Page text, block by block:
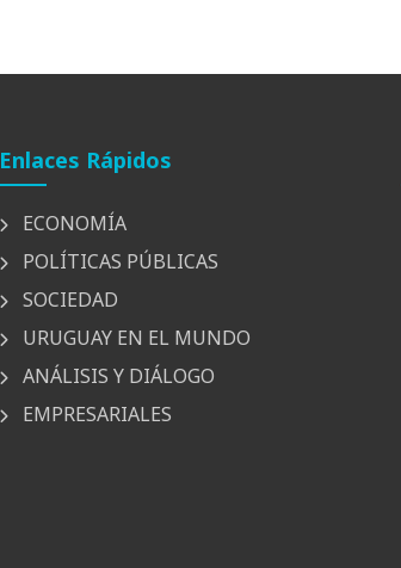
Enlaces Rápidos
ECONOMÍA
POLÍTICAS PÚBLICAS
SOCIEDAD
URUGUAY EN EL MUNDO
ANÁLISIS Y DIÁLOGO
EMPRESARIALES